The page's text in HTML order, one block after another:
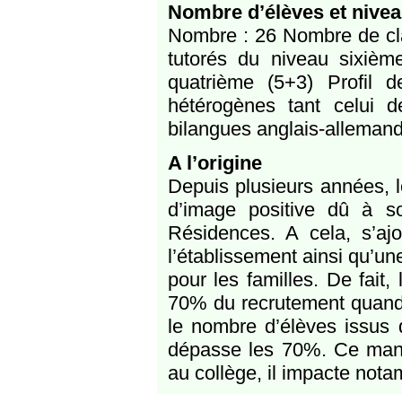
Nombre d’élèves et
Nombre : 26 Nombre de
tutorés du niveau
quatrième (5+3) Profil
hétérogènes tant celui
bilangues anglais-
A l’origine
Depuis plusieurs années,
d’image positive dû à
Résidences. A cela,
l’établissement ainsi
pour les familles. De fait,
70% du recrutement
le nombre d’élèves
dépasse les 70%. Ce
au collège, il impacte